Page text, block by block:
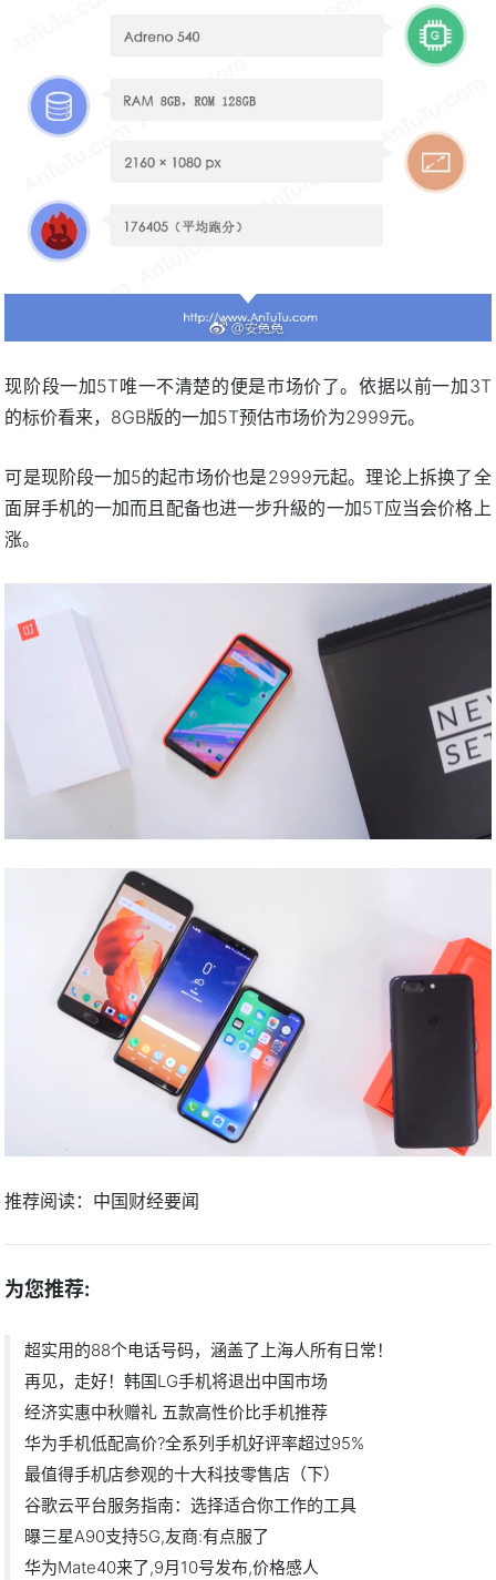
现阶段一加5T唯一不清楚的便是市场价了。依据以前一加3T
的标价看来，8GB版的一加5T预估市场价为2999元。
可是现阶段一加5的起市场价也是2999元起。理论上拆换了全
面屏手机的一加而且配备也进一步升級的一加5T应当会价格上
涨。
推荐阅读： 中国财经要闻
为您推荐:
超实用的88个电话号码，涵盖了上海人所有日常！
再见，走好！韩国LG手机将退出中国市场
经济实惠中秋赠礼 五款高性价比手机推荐
华为手机低配高价?全系列手机好评率超过95%
最值得手机店参观的十大科技零售店（下）
谷歌云平台服务指南：选择适合你工作的工具
曝三星A90支持5G,友商:有点服了
华为Mate40来了,9月10号发布,价格感人